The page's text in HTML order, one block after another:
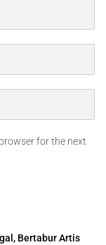
for the next
Bertabur Artis